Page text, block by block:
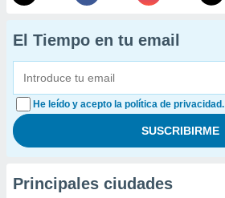
El Tiempo en tu email
He leído y acepto la política de privacidad.
Principales ciudades